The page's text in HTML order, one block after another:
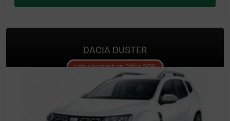
DACIA DUSTER
Actuellement en Offre20%!offer